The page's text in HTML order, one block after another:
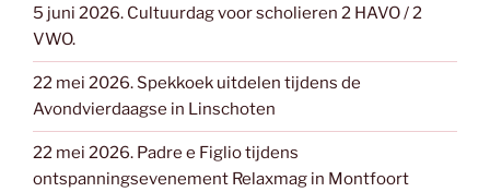
5 juni 2026. Cultuurdag voor scholieren 2 HAVO / 2
VWO.
22 mei 2026. Spekkoek uitdelen tijdens de
Avondvierdaagse in Linschoten
22 mei 2026. Padre e Figlio tijdens
ontspanningsevenement Relaxmag in Montfoort